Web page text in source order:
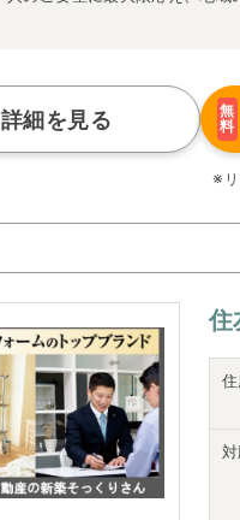
詳細を見る
無
料
※リ
住